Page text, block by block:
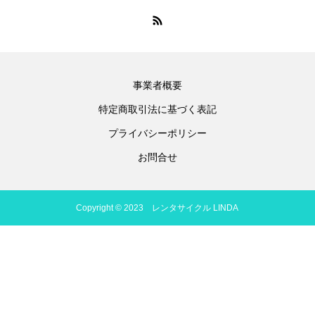
事業者概要
特定商取引法に基づく表記
プライバシーポリシー
お問合せ
Copyright © 2023 レンタサイクル LINDA